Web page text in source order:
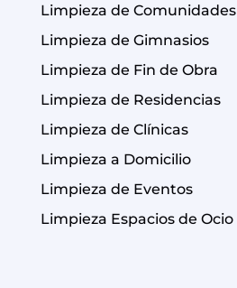
Limpieza de Comunidades
Limpieza de Gimnasios
Limpieza de Fin de Obra
Limpieza de Residencias
Limpieza de Clínicas
Limpieza a Domicilio
Limpieza de Eventos
Limpieza Espacios de Ocio